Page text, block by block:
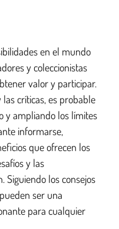
en el mundo
y coleccionistas
valor y participar.
críticas, es probable
y ampliando los límites
informarse,
que ofrecen los
y las
Siguiendo los consejos
ser una
para cualquier